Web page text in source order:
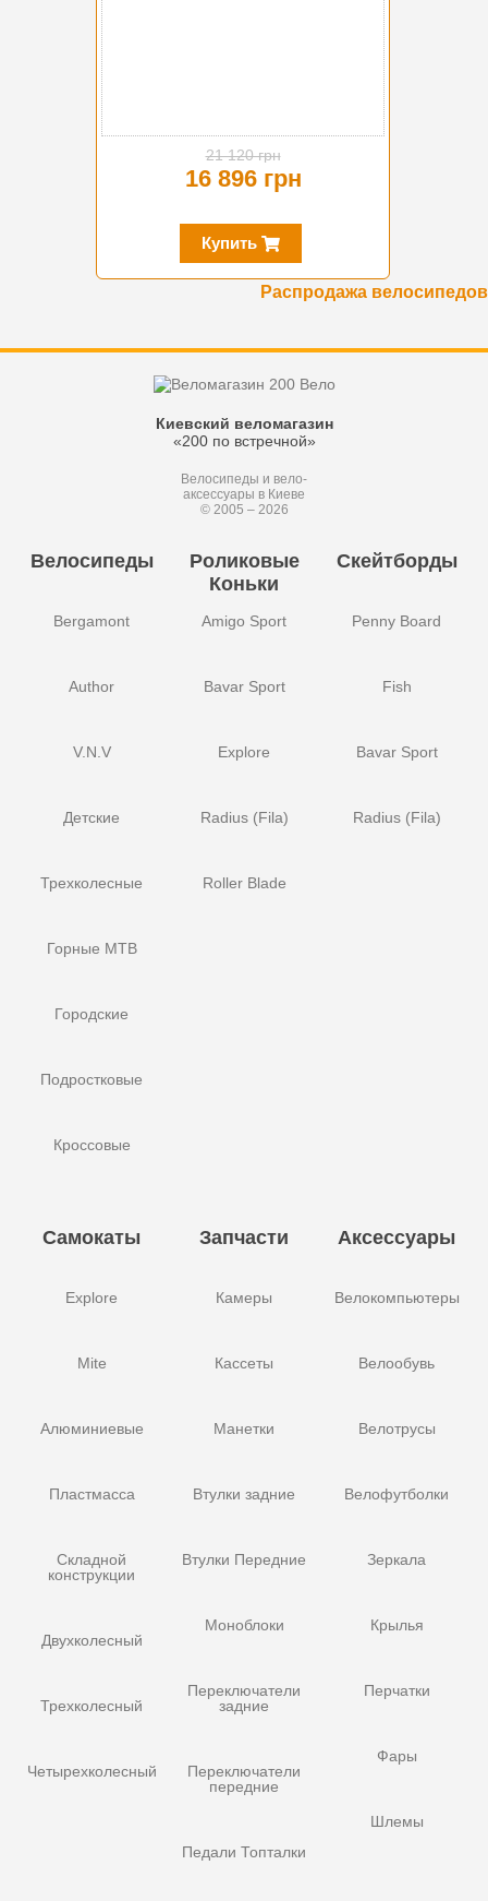
21 120 грн
16 896 грн
Купить
Распродажа велосипедов
Киевский веломагазин
«200 по встречной»
Велосипеды и вело-
аксессуары в Киеве
© 2005 – 2026
Велосипеды
Bergamont
Author
V.N.V
Детские
Трехколесные
Горные MTB
Городские
Подростковые
Кроссовые
Роликовые
Коньки
Amigo Sport
Bavar Sport
Explore
Radius (Fila)
Roller Blade
Скейтборды
Penny Board
Fish
Bavar Sport
Radius (Fila)
Самокаты
Explore
Mite
Алюминиевые
Пластмасса
Складной
конструкции
Двухколесный
Трехколесный
Четырехколесный
Запчасти
Камеры
Кассеты
Манетки
Втулки задние
Втулки Передние
Моноблоки
Переключатели
задние
Переключатели
передние
Педали Топталки
Аксессуары
Велокомпьютеры
Велообувь
Велотрусы
Велофутболки
Зеркала
Крылья
Перчатки
Фары
Шлемы